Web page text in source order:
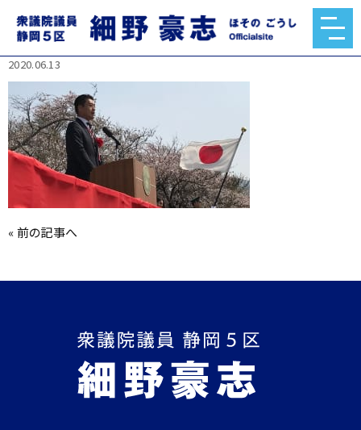
rectangle_large_type_2_bd0d7c87ef27821eaa64
05bc9d20faef.jpg
2020.06.13
«前の記事へ